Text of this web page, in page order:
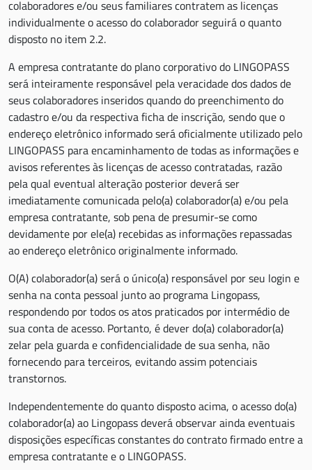
colaboradores e/ou seus familiares contratem as licenças
individualmente o acesso do colaborador seguirá o quanto
disposto no item 2.2.
A empresa contratante do plano corporativo do LINGOPASS
será inteiramente responsável pela veracidade dos dados de
seus colaboradores inseridos quando do preenchimento do
cadastro e/ou da respectiva ficha de inscrição, sendo que o
endereço eletrônico informado será oficialmente utilizado pelo
LINGOPASS para encaminhamento de todas as informações e
avisos referentes às licenças de acesso contratadas, razão
pela qual eventual alteração posterior deverá ser
imediatamente comunicada pelo(a) colaborador(a) e/ou pela
empresa contratante, sob pena de presumir-se como
devidamente por ele(a) recebidas as informações repassadas
ao endereço eletrônico originalmente informado.
O(A) colaborador(a) será o único(a) responsável por seu login e
senha na conta pessoal junto ao programa Lingopass,
respondendo por todos os atos praticados por intermédio de
sua conta de acesso. Portanto, é dever do(a) colaborador(a)
zelar pela guarda e confidencialidade de sua senha, não
fornecendo para terceiros, evitando assim potenciais
transtornos.
Independentemente do quanto disposto acima, o acesso do(a)
colaborador(a) ao Lingopass deverá observar ainda eventuais
disposições específicas constantes do contrato firmado entre a
empresa contratante e o LINGOPASS.